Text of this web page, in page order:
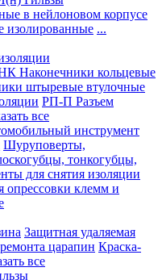
в нейлоновом корпусе
...
Наконечники кольцевые
штыревые втулочные
РП-П Разъем
все
инструмент
Шуруповерты,
тонкогубцы,
для снятия изоляции
клемм и
Защитная удаляемая
царапин Краска-
все